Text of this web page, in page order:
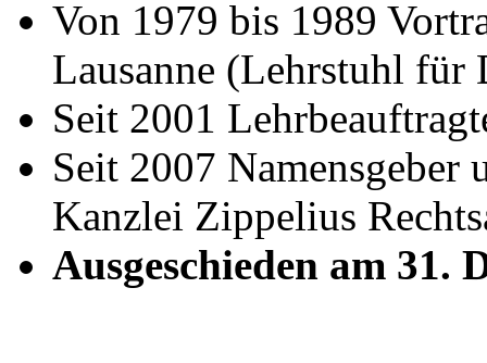
Von 1979 bis 1989
Lausanne (Lehrstuhl für
Seit 2001
Seit 2007 Namensgeber
Kanzlei Zippelius
Ausgeschieden am 31.